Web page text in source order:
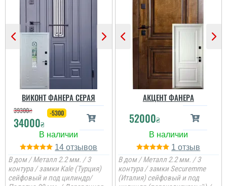
виробників і саме цей
виробник нам зайшов
більше по ціні та якості,
отримували товар новою
поштою. все приїхало
вчано та ціле. Двері ну
просто тов...
вирішувати, так як старі
вдері були
промемерзали. Ці двері
з усім взимку
справились. Пишемо
відгук тільки зараз ...
читати всі відгуки
Сергій
ВИКОНТ ФАНЕРА СЕРАЯ
39300₴
34000₴
-5300
14
В дом / Металл 2.2 мм. / 3
контура / замки Kale (Турция)
сейфовый и под цилиндр/
АКЦЕНТ ФАНЕРА
52000₴
1
В дом / Металл 2.2 мм. / 3
контура / замки Securemme
(Италия) сейфовый и под